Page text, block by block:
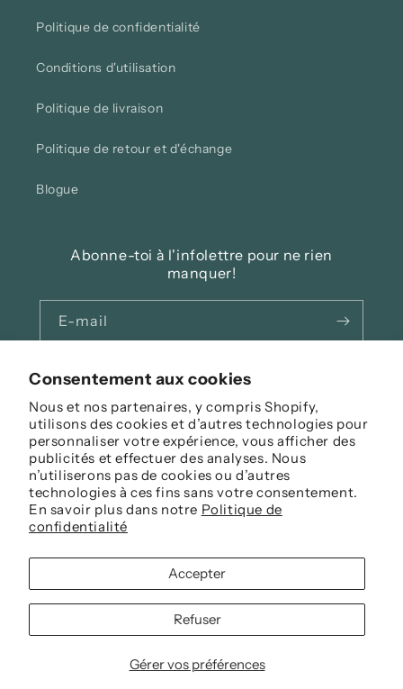
Consentement aux cookies
Nous et nos partenaires, y compris Shopify,
utilisons des cookies et d’autres technologies pour
personnaliser votre expérience, vous afficher des
publicités et effectuer des analyses. Nous
n’utiliserons pas de cookies ou d’autres
technologies à ces fins sans votre consentement.
En savoir plus dans notre Politique de
confidentialité
Gérer vos préférences
Accepter
Refuser
Politique de confidentialité
Conditions d'utilisation
Politique de livraison
Politique de retour et d'échange
Blogue
Abonne-toi à l'infolettre pour ne rien
manquer!
E-mail
FacebookInstagram
Langue
Français
Moyens
Politique de remboursement
Politique de confidentialité
Préférences en matière de cookies